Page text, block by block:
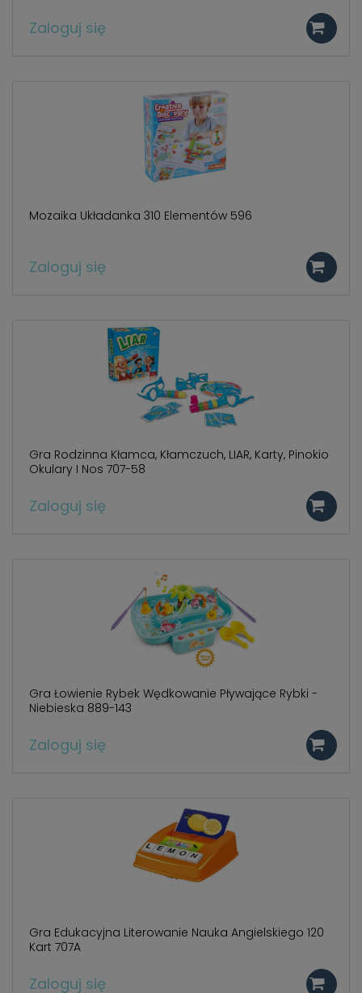
Zaloguj się
Mozaika Układanka 310 Elementów 596
Zaloguj się
Gra Rodzinna Kłamca, Kłamczuch, LIAR, Karty, Pinokio
Okulary I Nos 707-58
Zaloguj się
Gra Łowienie Rybek Wędkowanie Pływające Rybki -
Niebieska 889-143
Zaloguj się
Gra Edukacyjna Literowanie Nauka Angielskiego 120
Kart 707A
Zaloguj się